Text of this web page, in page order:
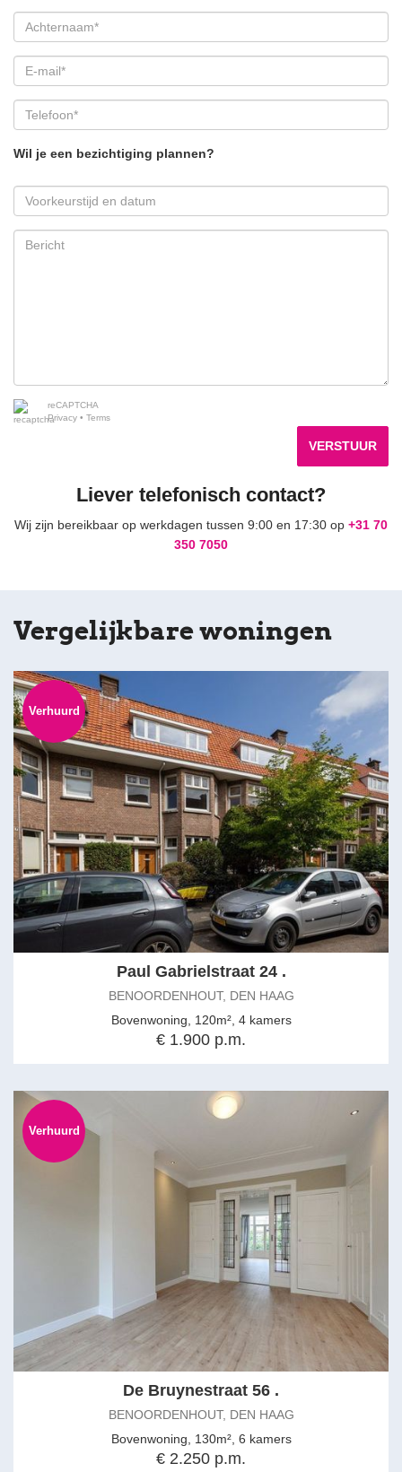
Wil je een bezichtiging plannen?
reCAPTCHA
Privacy • Terms
VERSTUUR
Liever telefonisch contact?
Wij zijn bereikbaar op werkdagen tussen 9:00 en 17:30 op +31 70
350 7050
Vergelijkbare woningen
Verhuurd
Paul Gabrielstraat 24 .
BENOORDENHOUT, DEN HAAG
Bovenwoning, 120m², 4 kamers
€ 1.900 p.m.
Verhuurd
De Bruynestraat 56 .
BENOORDENHOUT, DEN HAAG
Bovenwoning, 130m², 6 kamers
€ 2.250 p.m.